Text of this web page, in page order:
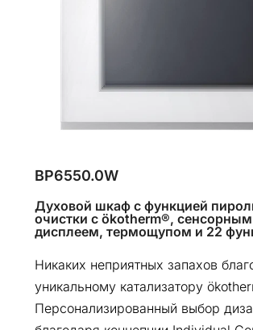
BP6550.0W
Духовой шкаф с функцией
очистки с ökotherm®,
дисплеем, термощупом и 22
Никаких неприятных запахов
уникальному катализатору
Персонализированный выбор